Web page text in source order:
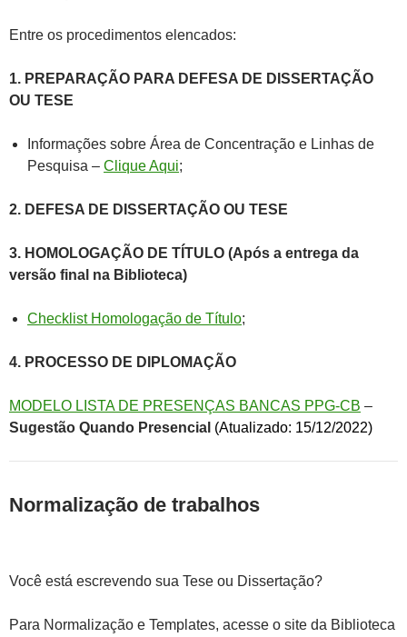
Entre os procedimentos elencados:
1. PREPARAÇÃO PARA DEFESA DE DISSERTAÇÃO
OU TESE
Informações sobre Área de Concentração e Linhas de
Pesquisa – Clique Aqui;
2. DEFESA DE DISSERTAÇÃO OU TESE
3. HOMOLOGAÇÃO DE TÍTULO (Após a entrega da
versão final na Biblioteca)
Checklist Homologação de Título;
4. PROCESSO DE DIPLOMAÇÃO
MODELO LISTA DE PRESENÇAS BANCAS PPG-CB –
Sugestão Quando Presencial (Atualizado: 15/12/2022)
Normalização de trabalhos
Você está escrevendo sua Tese ou Dissertação?
Para Normalização e Templates, acesse o site da Biblioteca